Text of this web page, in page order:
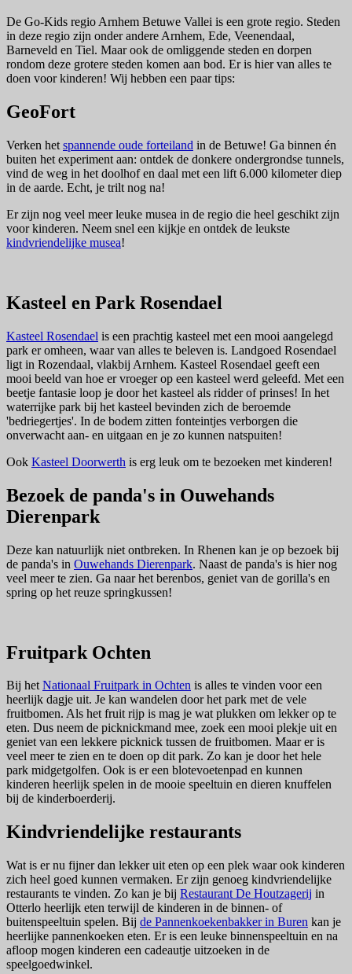
De Go-Kids regio Arnhem Betuwe Vallei is een grote regio. Steden
in deze regio zijn onder andere Arnhem, Ede, Veenendaal,
Barneveld en Tiel. Maar ook de omliggende steden en dorpen
rondom deze grotere steden komen aan bod. Er is hier van alles te
doen voor kinderen! Wij hebben een paar tips:
GeoFort
Verken het spannende oude forteiland in de Betuwe! Ga binnen én
buiten het experiment aan: ontdek de donkere ondergrondse tunnels,
vind de weg in het doolhof en daal met een lift 6.000 kilometer diep
in de aarde. Echt, je trilt nog na!
Er zijn nog veel meer leuke musea in de regio die heel geschikt zijn
voor kinderen. Neem snel een kijkje en ontdek de leukste
kindvriendelijke musea!
Kasteel en Park Rosendael
Kasteel Rosendael is een prachtig kasteel met een mooi aangelegd
park er omheen, waar van alles te beleven is. Landgoed Rosendael
ligt in Rozendaal, vlakbij Arnhem. Kasteel Rosendael geeft een
mooi beeld van hoe er vroeger op een kasteel werd geleefd. Met een
beetje fantasie loop je door het kasteel als ridder of prinses! In het
waterrijke park bij het kasteel bevinden zich de beroemde
'bedriegertjes'. In de bodem zitten fonteintjes verborgen die
onverwacht aan- en uitgaan en je zo kunnen natspuiten!
Ook Kasteel Doorwerth is erg leuk om te bezoeken met kinderen!
Bezoek de panda's in Ouwehands
Dierenpark
Deze kan natuurlijk niet ontbreken. In Rhenen kan je op bezoek bij
de panda's in Ouwehands Dierenpark. Naast de panda's is hier nog
veel meer te zien. Ga naar het berenbos, geniet van de gorilla's en
spring op het reuze springkussen!
Fruitpark Ochten
Bij hetNationaal Fruitpark in Ochten is alles te vinden voor een
heerlijk dagje uit. Je kan wandelen door het park met de vele
fruitbomen. Als het fruit rijp is mag je wat plukken om lekker op te
eten. Dus neem de picknickmand mee, zoek een mooi plekje uit en
geniet van een lekkere picknick tussen de fruitbomen. Maar er is
veel meer te zien en te doen op dit park. Zo kan je door het hele
park midgetgolfen. Ook is er een blotevoetenpad en kunnen
kinderen heerlijk spelen in de mooie speeltuin en dieren knuffelen
bij de kinderboerderij.
Kindvriendelijke restaurants
Wat is er nu fijner dan lekker uit eten op een plek waar ook kinderen
zich heel goed kunnen vermaken. Er zijn genoeg kindvriendelijke
restaurants te vinden. Zo kan je bij Restaurant De Houtzagerij in
Otterlo heerlijk eten terwijl de kinderen in de binnen- of
buitenspeeltuin spelen. Bij de Pannenkoekenbakker in Buren kan je
heerlijke pannenkoeken eten. Er is een leuke binnenspeeltuin en na
afloop mogen kinderen een cadeautje uitzoeken in de
speelgoedwinkel.